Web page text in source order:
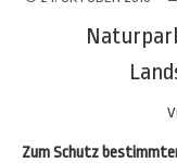
Zum Schutz